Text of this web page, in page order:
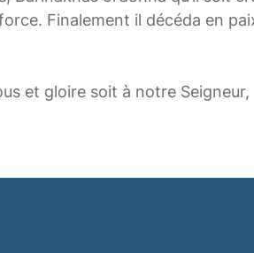
Finalement il décéda en
et gloire soit à notre Seigneur,